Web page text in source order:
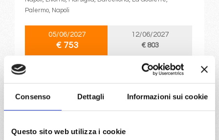
Consenso Dettagli Informazioni sui cookie
Questo sito web utilizza i cookie
Palermo, Napoli
05/06/2027
€ 753
12/06/2027
€ 803
26/06/2027
€ 853
a partire da
€ 753
DETTAGLI